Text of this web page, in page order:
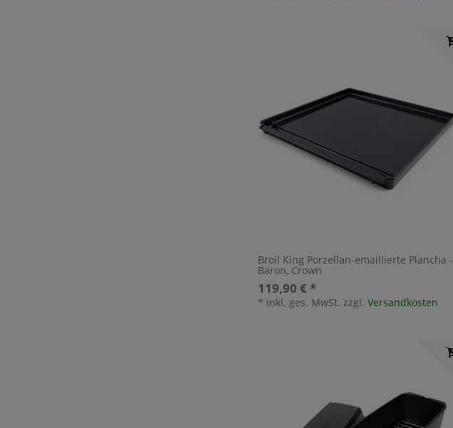
Broil King Porzellan-emaillierte Plancha -
Baron, Crown
119,90 € *
* inkl. ges. MwSt. zzgl.Versandkosten